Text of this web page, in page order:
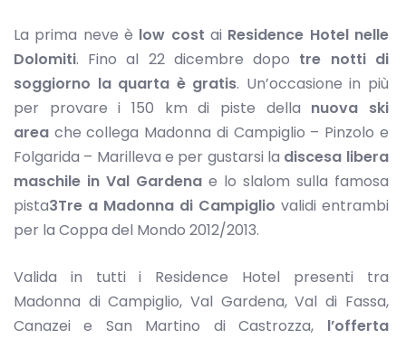
La prima neve è low cost ai Residence Hotel nelle
Dolomiti. Fino al 22 dicembre dopo tre notti di
soggiorno la quarta è gratis. Un’occasione in più
per provare i 150 km di piste della nuova ski
area che collega Madonna di Campiglio – Pinzolo e
Folgarida – Marilleva e per gustarsi la discesa libera
maschile in Val Gardenae lo slalom sulla famosa
pista3Tre a Madonna di Campiglio validi entrambi
per la Coppa del Mondo 2012/2013.
Valida in tutti i Residence Hotel presenti tra
Madonna di Campiglio, Val Gardena, Val di Fassa,
Canazei e San Martino di Castrozza, l’offerta